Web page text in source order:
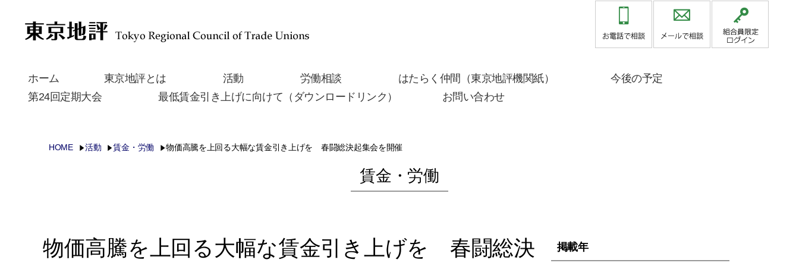
ホーム 東京地評とは 活動 労働相談 はたらく仲間（東京地評機関紙）
今後の予定
第24回定期大会
最低賃金引き上げに向けて（ダウンロードリンク） お問い合わせ
HOME 活動 賃金・労働 物価高騰を上回る大幅な賃金引き上げを 春闘総決起集会を開催
賃金・労働
物価高騰を上回る大幅な賃金引き上げを 春闘総決
掲載年